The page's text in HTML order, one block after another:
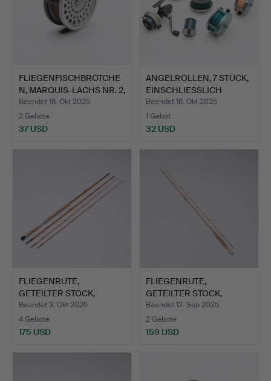
FLIEGENFISCHBRÖTCHE
N, MARQUIS-LACHS NR. 2,
…
Beendet 16. Okt 2025
2 Gebote
37 USD
ANGELROLLEN, 7 STÜCK,
EINSCHLIESSLICH
CARD…
Beendet 16. Okt 2025
1 Gebot
32 USD
FLIEGENRUTE,
GETEILTER STOCK,
BAMBUS, DREI…
Beendet 3. Okt 2025
4 Gebote
175 USD
FLIEGENRUTE,
GETEILTER STOCK,
BAMBUS, HERG…
Beendet 12. Sep 2025
2 Gebote
159 USD